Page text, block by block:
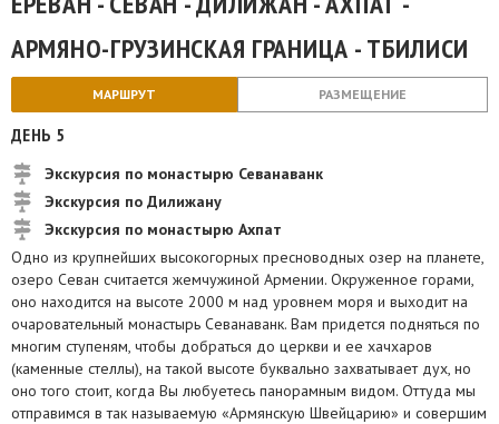
АРМЯНО-ГРУЗИНСКАЯ ГРАНИЦА - ТБИЛИСИ
МАРШРУТ РАЗМЕЩЕНИЕ
ДЕНЬ 5
Экскурсия по монастырю Севанаванк
Экскурсия по Дилижану
Экскурсия по монастырю Ахпат
Одно из крупнейших высокогорных пресноводных озер на планете,
озеро Севан считается жемчужиной Армении. Окруженное горами,
оно находится на высоте 2000 м над уровнем моря и выходит на
очаровательный монастырь Севанаванк. Вам придется подняться по
многим ступеням, чтобы добраться до церкви и ее хачхаров
(каменные стеллы), на такой высоте буквально захватывает дух, но
оно того стоит, когда Вы любуетесь панорамным видом. Оттуда мы
отправимся в так называемую «Армянскую Швейцарию» и совершим